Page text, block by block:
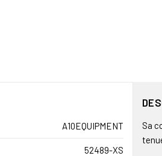
A10EQUIPMENT
52489-XS
Sa